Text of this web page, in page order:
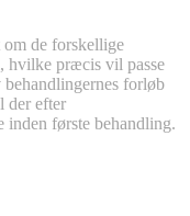
de forskellige
hvilke præcis vil passe
forløb
der efter
inden første behandling.